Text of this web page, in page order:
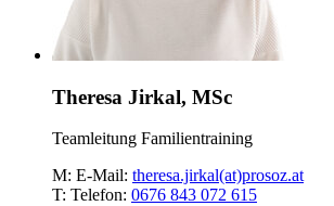
Theresa Jirkal, MSc
Teamleitung Familientraining
M: E-Mail: theresa.jirkal(at)prosoz.at
T: Telefon: 0676 843 072 615